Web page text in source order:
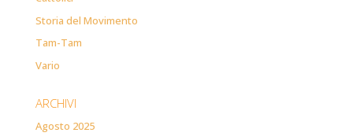
Storia del Movimento
Tam-Tam
Vario
ARCHIVI
Agosto 2025